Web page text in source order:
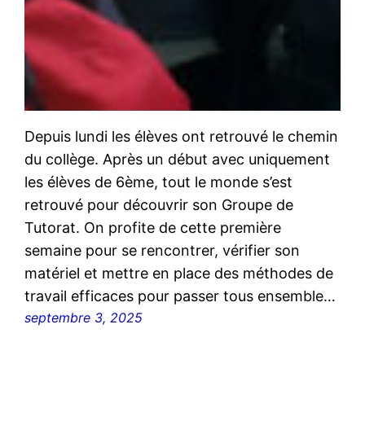
Depuis lundi les élèves ont retrouvé le chemin
du collège. Après un début avec uniquement
les élèves de 6ème, tout le monde s’est
retrouvé pour découvrir son Groupe de
Tutorat. On profite de cette première
semaine pour se rencontrer, vérifier son
matériel et mettre en place des méthodes de
travail efficaces pour passer tous ensemble…
septembre 3, 2025